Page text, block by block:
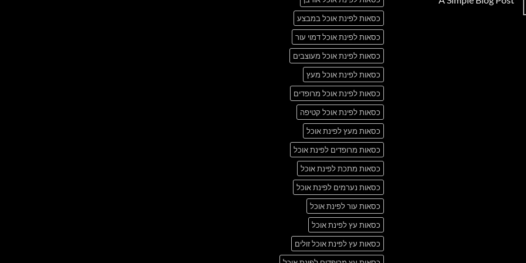
כסאות לפינת אוכל במבצע
כסאות לפינת אוכל דמוי עור
כסאות לפינת אוכל מעוצבים
כסאות לפינת אוכל מעץ
כסאות לפינת אוכל מרופדים
כסאות לפינת אוכל קטיפה
כסאות מעץ לפינת אוכל
כסאות מרופדים לפינת אוכל
כסאות מתכת לפינת אוכל
כסאות נערמים לפינת אוכל
כסאות עור לפינת אוכל
כסאות עץ לפינת אוכל
כסאות עץ לפינת אוכל זולים